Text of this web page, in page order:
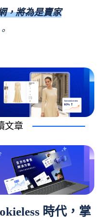
，將為是賣家
文章
時代，掌